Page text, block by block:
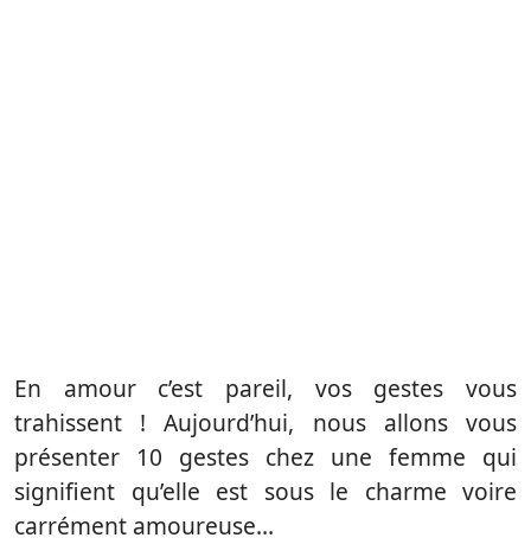
En amour c’est pareil, vos gestes vous
trahissent ! Aujourd’hui, nous allons vous
présenter 10 gestes chez une femme qui
signifient qu’elle est sous le charme voire
carrément amoureuse…